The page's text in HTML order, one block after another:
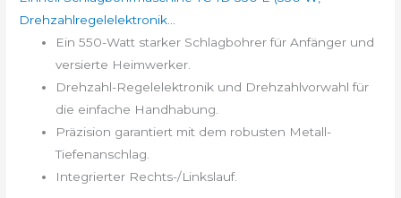
Drehzahlregelelektronik...
Ein 550-Watt starker Schlagbohrer für Anfänger und
versierte Heimwerker.
Drehzahl-Regelelektronik und Drehzahlvorwahl für
die einfache Handhabung.
Präzision garantiert mit dem robusten Metall-
Tiefenanschlag.
Integrierter Rechts-/Linkslauf.